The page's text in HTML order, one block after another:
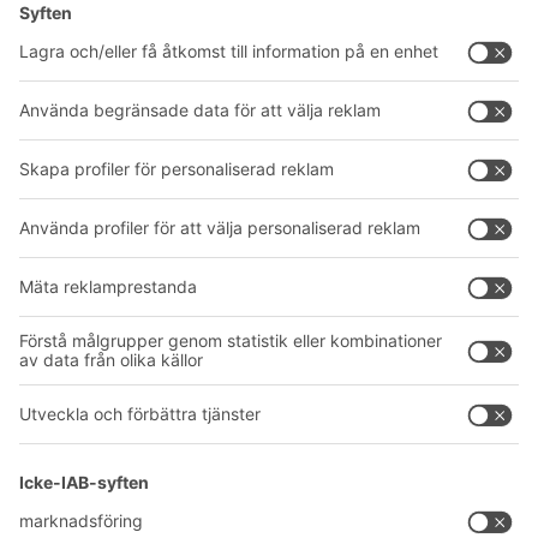
Intralogistiklösningar
Lådsystem
Hyllsystem
Våra tjänster
Produktkatalog
BITO PROJEKTGUIDE
Nedladdningar
Företag
Vårt globala nätverk
Våra produktionsanläggningar
Följ oss
BIT O
YOUR LIFE.